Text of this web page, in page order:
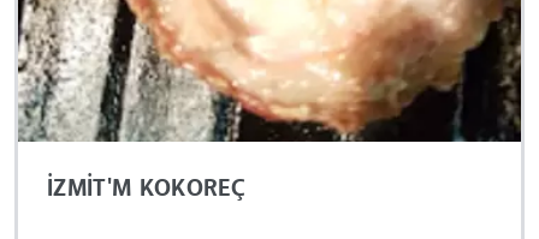
İZMİT'M KOKOREÇ